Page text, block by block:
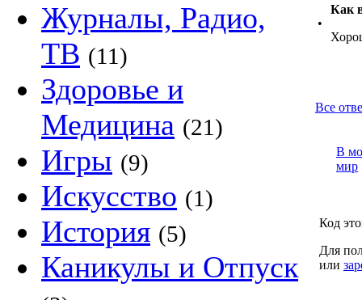
Журналы, Радио,
ТВ (11)
Здоровье и
Медицина (21)
Игры (9)
Искусство (1)
История (5)
Каникулы и Отпуск
•
Как
Все
В
мир
Код
Для
или